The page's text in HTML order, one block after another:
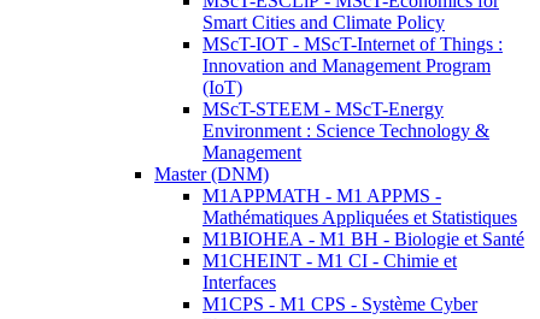
Smart Cities and Climate Policy
MScT-IOT - MScT-Internet of Things :
Innovation and Management Program
(IoT)
MScT-STEEM - MScT-Energy
Environment : Science Technology &
Management
Master (DNM)
M1APPMATH - M1 APPMS -
Mathématiques Appliquées et Statistiques
M1BIOHEA - M1 BH - Biologie et Santé
M1CHEINT - M1 CI - Chimie et
Interfaces
M1CPS - M1 CPS - Système Cyber